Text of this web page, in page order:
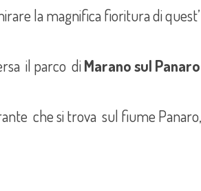
la magnifica fioritura di
il parco diMarano sul Panaro
che si trova sul fiume